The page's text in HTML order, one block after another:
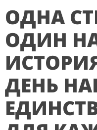
ОДНА
ОДИН
ДЕНЬ